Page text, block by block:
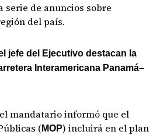
serie de anuncios sobre
del país.
jefe del Ejecutivo destacan la
Interamericana Panamá–
mandatario informó que el
( MOP) incluirá en el plan